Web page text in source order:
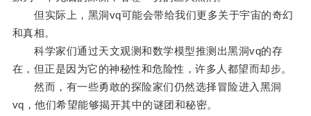
但实际上，黑洞vq可能会带给我们更多关于宇宙的奇幻
和真相。
科学家们通过天文观测和数学模型推测出黑洞vq的存
在，但正是因为它的神秘性和危险性，许多人都望而却步。
然而，有一些勇敢的探险家们仍然选择冒险进入黑洞
vq，他们希望能够揭开其中的谜团和秘密。